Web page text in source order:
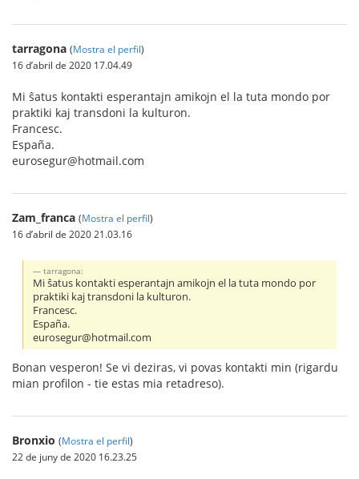
tarragona (Mostra el perfil)
16 d’abril de 2020 17.04.49
Mi ŝatus kontakti esperantajn amikojn el la tuta mondo por
praktiki kaj transdoni la kulturon.
Francesc.
España.
eurosegur@hotmail.com
Zam_franca (Mostra el perfil)
16 d’abril de 2020 21.03.16
tarragona:
Mi ŝatus kontakti esperantajn amikojn el la tuta mondo por
praktiki kaj transdoni la kulturon.
Francesc.
España.
eurosegur@hotmail.com
Bonan vesperon! Se vi deziras, vi povas kontakti min (rigardu
mian profilon - tie estas mia retadreso).
Bronxio (Mostra el perfil)
22 de juny de 2020 16.23.25